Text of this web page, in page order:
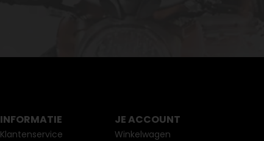
INFORMATIE
Klantenservice
JE ACCOUNT
Winkelwagen